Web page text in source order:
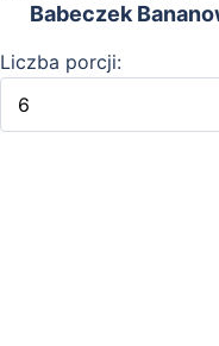
Babeczek
Liczba porcji: